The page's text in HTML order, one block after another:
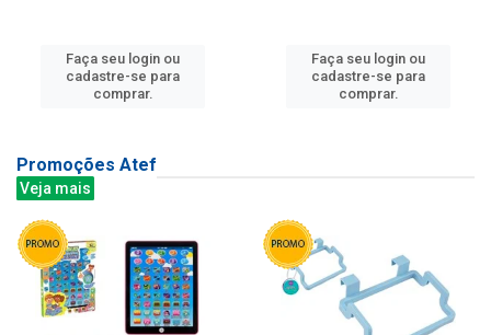
Faça seu login ou
cadastre-se para
comprar.
Faça seu login ou
cadastre-se para
comprar.
Promoções Atef
Veja mais